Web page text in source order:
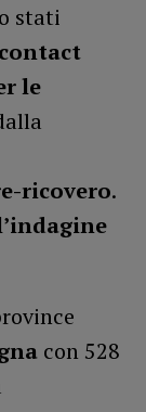
stati
contact
le
ricovero.
con 528